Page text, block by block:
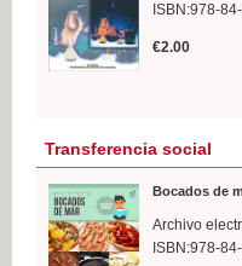
ISBN:978-
€2.00
Transferencia social
Bocados de
Archivo
ISBN:978-